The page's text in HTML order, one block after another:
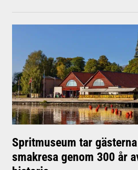
Spritmuseum tar
smakresa genom 300 år